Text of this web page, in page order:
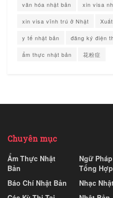
văn hóa nhật bản xin visa
xin visa vĩnh trú ở Nhật
y tế nhật bản đăng ký điện
ẩm thực nhật bản 花粉症
Chuyên mục
Ẩm Thực Nhật
Bản
Báo Chí Nhật Bản
Ngữ
Tổng Hợp
Nhạc